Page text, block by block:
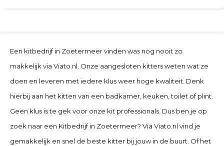
Een kitbedrijf in Zoetermeervinden was nog nooit zo
makkelijk via Viato.nl. Onze aangesloten kitters weten wat ze
doen en leveren met iedere klus weer hoge kwaliteit. Denk
hierbij aan het kitten van een badkamer, keuken, toilet of plint.
Geen klus is te gek voor onze kit professionals. Dus ben je op
zoek naar een Kitbedrijf in Zoetermeer? Via Viato.nl vind je
gemakkelijk en snel de beste kitter bij jouw in de buurt. Of het